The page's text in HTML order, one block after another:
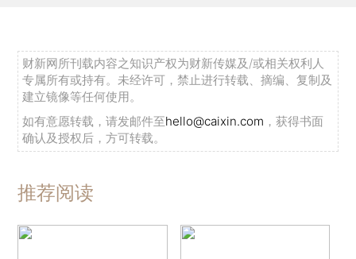
财新网所刊载内容之知识产权为财新传媒及/或相关权利人
专属所有或持有。未经许可，禁止进行转载、摘编、复制及
建立镜像等任何使用。
如有意愿转载，请发邮件至hello@caixin.com ，获得书面
确认及授权后，方可转载。
推荐阅读